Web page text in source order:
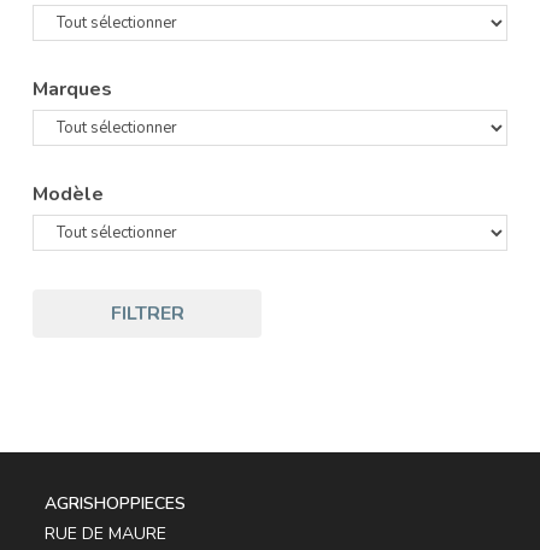
Marques
Modèle
FILTRER
AGRISHOPPIECES
RUE DE MAURE